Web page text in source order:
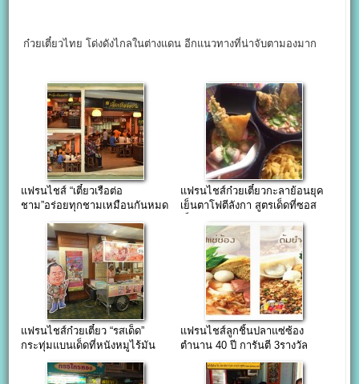
ก๋วยเตี๋ยวไทย โด่งดังไกลในต่างแดน อีกแนวทางที่น่าจับตามองมาก
แฟรนไชส์ “เตี๋ยวเรือต่อ
ชาม”อร่อยทุกชามเหมือนกันหมด
แฟรนไชส์ก๋วยเตี๋ยวกะลาย้อนยุค
เย็นตาโฟตีลังกา สูตรเด็ดที่ซอส
แฟรนไชส์ก๋วยเตี๋ยว “รสเด็ด”
กระทุ่มแบนเด็ดที่หนังหมูไร้มัน
แฟรนไชส์ลูกชิ้นปลาแซ่ซ้อง
ตำนาน 40 ปี การันตี 3รางวัล